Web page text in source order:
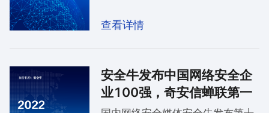
亿元的营业收入位居市场第一位，
行业龙头地位进一步得以稳固。在
终端安全、安全管理平台、安全服
名市场第一，而在竞争激烈的
UTM、Web安全等领域，奇安信也
查看详情
安全牛发布中国网络安全企
业100强，奇安信蝉联第一